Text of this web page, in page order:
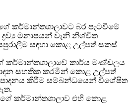
කර්මාන්තශාලාවට බර පැටවීමේ
මනාපයන් වැනි නිශ්චිත
සඳහා කොළ උල්පත් සකස්
කර්මාන්තශාලාවේ කාර්ය මණ්ඩලය
සහතික කරමින් කොළ උල්පත්
කිරීම සම්බන්ධයෙන් විශේෂිත
කර්මාන්තශාලාව එහි කොළ